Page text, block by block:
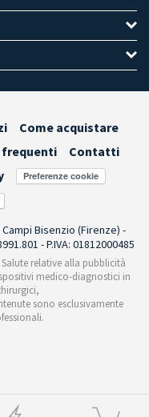
Come acquistare
frequenti
Contatti
Preferenze cookie
Campi Bisenzio (Firenze) -
- P.IVA: 01812000485
relative alla pubblicità
medico-diagnostici in
sono esclusivamente